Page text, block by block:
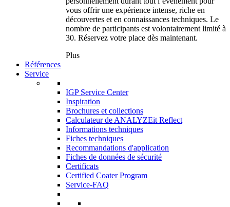
vous offrir une expérience intense, riche en
découvertes et en connaissances techniques. Le
nombre de participants est volontairement limité à
30. Réservez votre place dès maintenant.
Plus
Références
Service
IGP Service Center
Inspiration
Brochures et collections
Calculateur de ANALYZEit Reflect
Informations techniques
Fiches techniques
Recommandations d'application
Fiches de données de sécurité
Certificats
Certified Coater Program
Service-FAQ